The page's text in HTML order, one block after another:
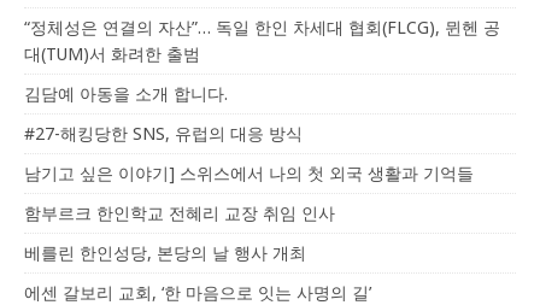
“정체성은 연결의 자산”… 독일 한인 차세대 협회(FLCG), 뮌헨 공
대(TUM)서 화려한 출범
김담예 아동을 소개 합니다.
#27-해킹당한 SNS, 유럽의 대응 방식
남기고 싶은 이야기] 스위스에서 나의 첫 외국 생활과 기억들
함부르크 한인학교 전혜리 교장 취임 인사
베를린 한인성당, 본당의 날 행사 개최
에센 갈보리 교회, ‘한 마음으로 잇는 사명의 길’